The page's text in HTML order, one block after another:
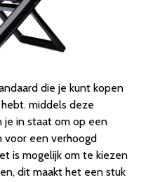
die je kunt kopen
middels deze
je in staat om op een
voor een verhoogd
is mogelijk om te kiezen
dit maakt het een stuk